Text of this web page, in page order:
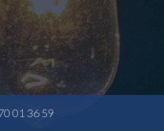
01 36 59